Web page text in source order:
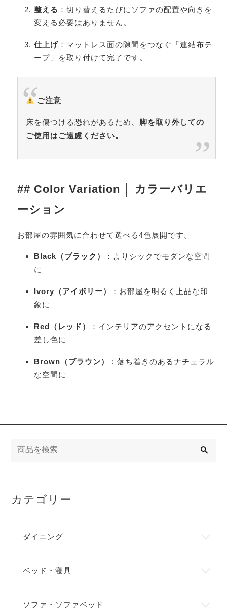
整える ：切り替えるたびにソファの配置や向きを
変える必要はありません。
仕上げ ：マットレス面の隙間をつなぐ「連結布テ
ープ」を取り付けて完了です。
ご注意
床を傷つける恐れがあるため、 脚を取り外しての
ご使用はご遠慮ください。
## Color Variation │ カラーバリエ
ーション
お部屋の雰囲気に合わせて選べる4色展開です。
Black（ブラック）
：よりシックでモダンな空間
に
Ivory（アイボリー）
：お部屋を明るく上品な印
象に
Red（レッド）
：インテリアのアクセントになる
差し色に
Brown（ブラウン）
：落ち着きのあるナチュラル
な空間に
カテゴリー
ダイニング
ベッド・寝具
ソファ・ソファベッド